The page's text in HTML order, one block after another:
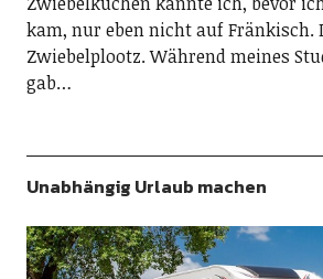
kam, nur eben nicht auf Fränkisch.
Zwiebelplootz. Während meines
gab…
Unabhängig Urlaub machen